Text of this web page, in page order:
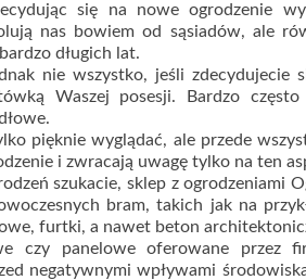
się na nowe ogrodzenie
nas bowiem od sąsiadów, ale
długich lat.
nie wszystko, jeśli
Waszej posesji. Bardzo
pięknie wyglądać, ale przede
i zwracają uwagę tylko na ten
szukacie, sklep z ogrodzeniami
bram, takich jak na
furtki, a nawet beton
czy panelowe oferowane przez
negatywnymi wpływami